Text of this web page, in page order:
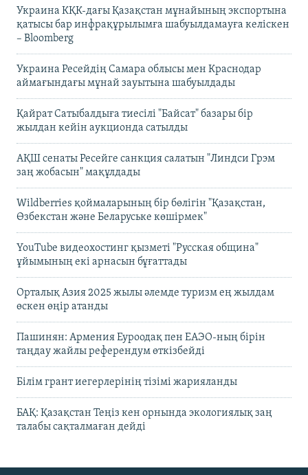
Украина КҚК-дағы Қазақстан мұнайының экспортына
қатысы бар инфрақұрылымға шабуылдамауға келіскен
– Bloomberg
Украина Ресейдің Самара облысы мен Краснодар
аймағындағы мұнай зауытына шабуылдады
Қайрат Сатыбалдыға тиесілі "Байсат" базары бір
жылдан кейін аукционда сатылды
АҚШ сенаты Ресейге санкция салатын "Линдси Грэм
заң жобасын" мақұлдады
Wildberries қоймаларының бір бөлігін "Қазақстан,
Өзбекстан және Беларуське көшірмек"
YouTube видеохостинг қызметі "Русская община"
ұйымының екі арнасын бұғаттады
Орталық Азия 2025 жылы әлемде туризм ең жылдам
өскен өңір атанды
Пашинян: Армения Еуроодақ пен ЕАЭО-ның бірін
таңдау жайлы референдум өткізбейді
Білім грант иегерлерінің тізімі жарияланды
БАҚ: Қазақстан Теңіз кен орнында экологиялық заң
талабы сақталмаған дейді